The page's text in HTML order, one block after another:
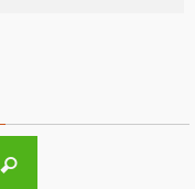
Recherche